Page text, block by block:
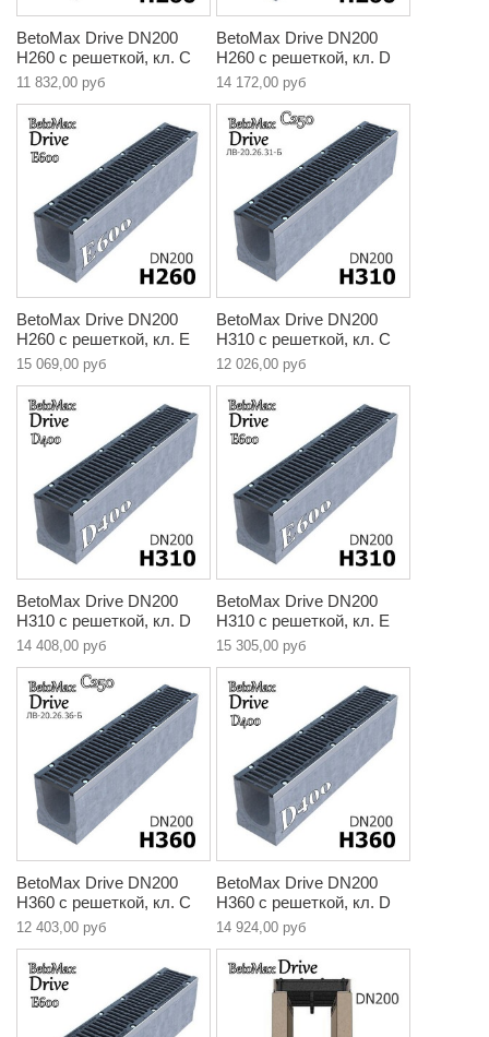
BetoMax Drive DN200
H260 с решеткой, кл. C
11 832,00 руб
BetoMax Drive DN200
H260 с решеткой, кл. D
14 172,00 руб
BetoMax Drive DN200
H260 с решеткой, кл. E
15 069,00 руб
BetoMax Drive DN200
H310 с решеткой, кл. C
12 026,00 руб
BetoMax Drive DN200
H310 с решеткой, кл. D
14 408,00 руб
BetoMax Drive DN200
H310 с решеткой, кл. E
15 305,00 руб
BetoMax Drive DN200
H360 с решеткой, кл. C
12 403,00 руб
BetoMax Drive DN200
H360 с решеткой, кл. D
14 924,00 руб